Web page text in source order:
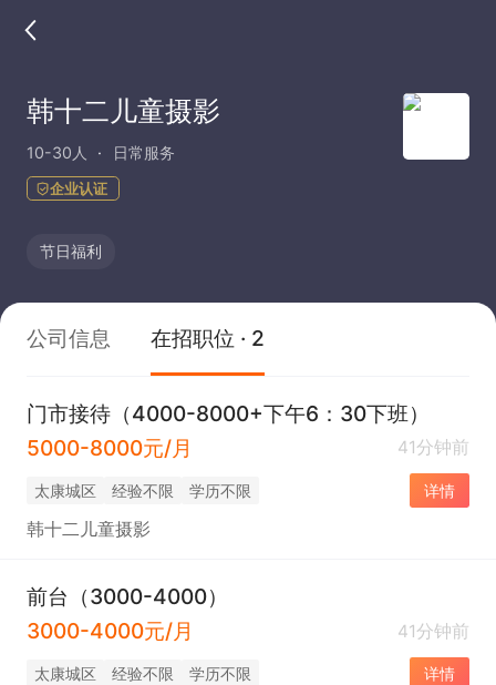
韩十二儿童摄影
10-30人 日常服务
企业认证
节日福利
公司信息 在招职位 · 2
门市接待（4000-8000+下午6：30下班）
5000-8000元/月
41分钟前
太康城区 经验不限 学历不限 详情
韩十二儿童摄影
前台（3000-4000）
3000-4000元/月
41分钟前
太康城区 经验不限 学历不限 详情